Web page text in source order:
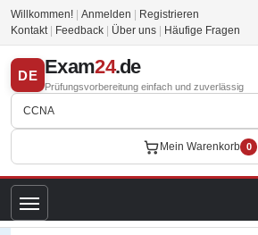
Willkommen! Anmelden
Registrieren
Kontakt
Feedback Über uns Häufige Fragen
DE Exam24.de
Prüfungsvorbereitung einfach und zuverlässig
Mein Warenkorb 0